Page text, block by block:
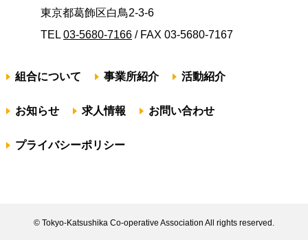
東京都葛飾区白鳥2-3-6
TEL 03-5680-7166/ FAX 03-5680-7167
組合について 事業所紹介 活動紹介
お知らせ 求人情報 お問い合わせ
プライバシーポリシー
© Tokyo-Katsushika Co-operative Association All rights reserved.